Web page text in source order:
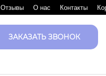
Отзывы О нас Контакты
ЗАКАЗАТЬ ЗВОНОК